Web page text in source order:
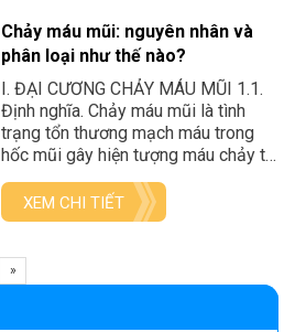
Chảy máu mũi: nguyên nhân và
phân loại như thế nào?
I. ĐẠI CƯƠNG CHẢY MÁU MŨI 1.1.
Định nghĩa. Chảy máu mũi là tình
trạng tổn thương mạch máu trong
hốc mũi gây hiện tượng máu chảy từ
mũi ra ngoài hoặc chảy ngược
xuống họng. 1.2. Nguyên nhân. 1.2.1.
Tại chỗ: -Viêm nhiễm: Viêm loét
mũi xoang […]
XEM CHI TIẾT
»